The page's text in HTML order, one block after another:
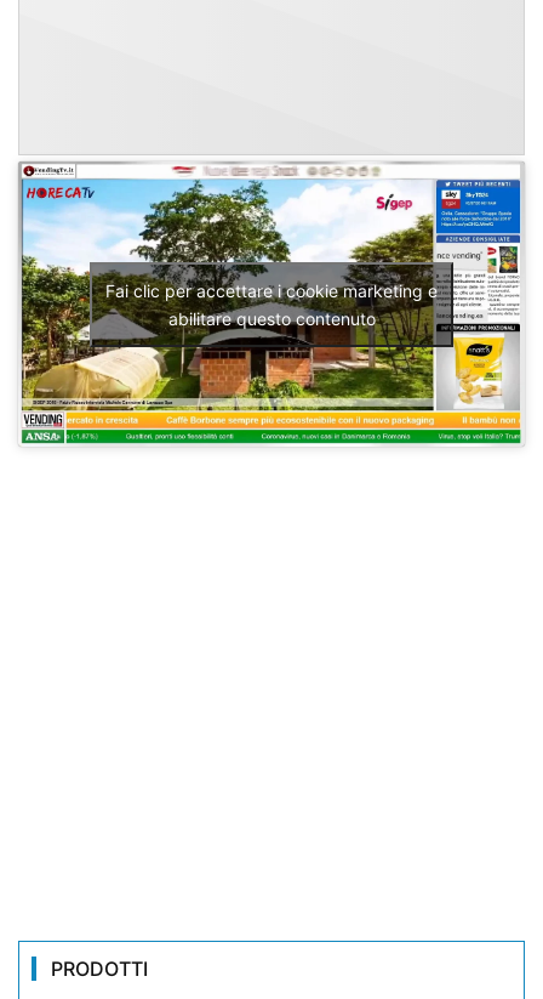
Fai clic per accettare i cookie marketing e
abilitare questo contenuto
PRODOTTI